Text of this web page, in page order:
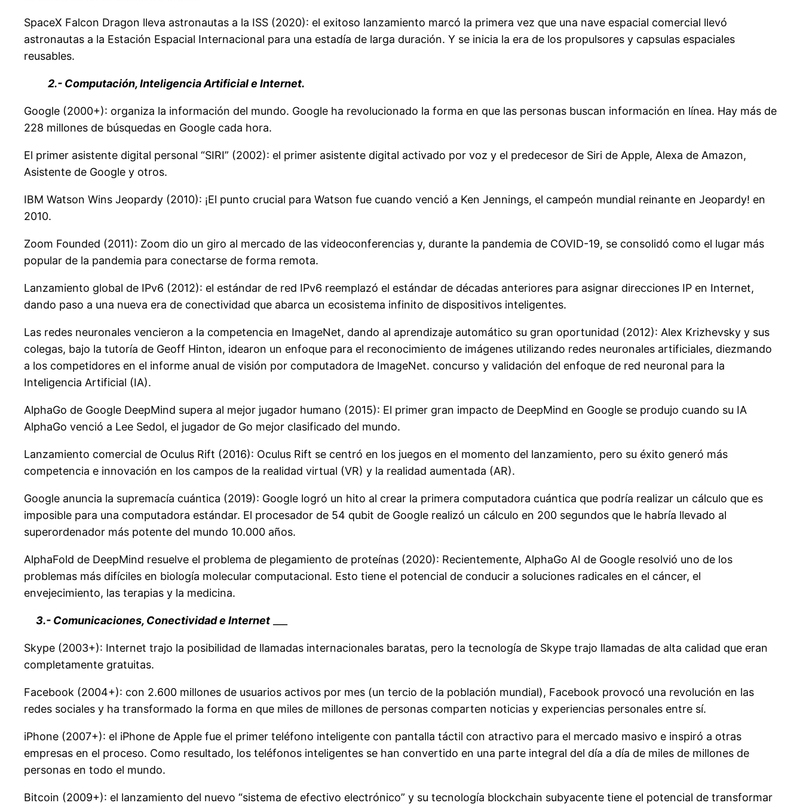
SpaceX Falcon Dragon lleva astronautas a la ISS (2020): el exitoso lanzamiento marcó la primera vez que una nave espacial comercial llevó
astronautas a la Estación Espacial Internacional para una estadía de larga duración. Y se inicia la era de los propulsores y capsulas espaciales
reusables.
2.- Computación, Inteligencia Artificial e Internet.
Google (2000+): organiza la información del mundo. Google ha revolucionado la forma en que las personas buscan información en línea. Hay más de
228 millones de búsquedas en Google cada hora.
El primer asistente digital personal “SIRI” (2002): el primer asistente digital activado por voz y el predecesor de Siri de Apple, Alexa de Amazon,
Asistente de Google y otros.
IBM Watson Wins Jeopardy (2010): ¡El punto crucial para Watson fue cuando venció a Ken Jennings, el campeón mundial reinante en Jeopardy! en
2010.
Zoom Founded (2011): Zoom dio un giro al mercado de las videoconferencias y, durante la pandemia de COVID-19, se consolidó como el lugar más
popular de la pandemia para conectarse de forma remota.
Lanzamiento global de IPv6 (2012): el estándar de red IPv6 reemplazó el estándar de décadas anteriores para asignar direcciones IP en Internet,
dando paso a una nueva era de conectividad que abarca un ecosistema infinito de dispositivos inteligentes.
Las redes neuronales vencieron a la competencia en ImageNet, dando al aprendizaje automático su gran oportunidad (2012): Alex Krizhevsky y sus
colegas, bajo la tutoría de Geoff Hinton, idearon un enfoque para el reconocimiento de imágenes utilizando redes neuronales artificiales, diezmando
a los competidores en el informe anual de visión por computadora de ImageNet. concurso y validación del enfoque de red neuronal para la
Inteligencia Artificial (IA).
AlphaGo de Google DeepMind supera al mejor jugador humano (2015): El primer gran impacto de DeepMind en Google se produjo cuando su IA
AlphaGo venció a Lee Sedol, el jugador de Go mejor clasificado del mundo.
Lanzamiento comercial de Oculus Rift (2016): Oculus Rift se centró en los juegos en el momento del lanzamiento, pero su éxito generó más
competencia e innovación en los campos de la realidad virtual (VR) y la realidad aumentada (AR).
Google anuncia la supremacía cuántica (2019): Google logró un hito al crear la primera computadora cuántica que podría realizar un cálculo que es
imposible para una computadora estándar. El procesador de 54 qubit de Google realizó un cálculo en 200 segundos que le habría llevado al
superordenador más potente del mundo 10.000 años.
AlphaFold de DeepMind resuelve el problema de plegamiento de proteínas (2020): Recientemente, AlphaGo AI de Google resolvió uno de los
problemas más difíciles en biología molecular computacional. Esto tiene el potencial de conducir a soluciones radicales en el cáncer, el
envejecimiento, las terapias y la medicina.
3.- Comunicaciones, Conectividad e Internet
Skype (2003+): Internet trajo la posibilidad de llamadas internacionales baratas, pero la tecnología de Skype trajo llamadas de alta calidad que eran
completamente gratuitas.
Facebook (2004+): con 2.600 millones de usuarios activos por mes (un tercio de la población mundial), Facebook provocó una revolución en las
redes sociales y ha transformado la forma en que miles de millones de personas comparten noticias y experiencias personales entre sí.
iPhone (2007+): el iPhone de Apple fue el primer teléfono inteligente con pantalla táctil con atractivo para el mercado masivo e inspiró a otras
empresas en el proceso. Como resultado, los teléfonos inteligentes se han convertido en una parte integral del día a día de miles de millones de
personas en todo el mundo.
Bitcoin (2009+): el lanzamiento del nuevo “sistema de efectivo electrónico” y su tecnología blockchain subyacente tiene el potencial de transformar